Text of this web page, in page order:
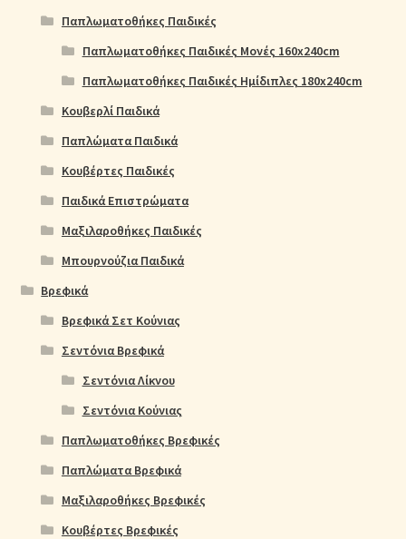
Παπλωματοθήκες Παιδικές
Παπλωματοθήκες Παιδικές Μονές 160x240cm
Παπλωματοθήκες Παιδικές Ημίδιπλες 180x240cm
Κουβερλί Παιδικά
Παπλώματα Παιδικά
Κουβέρτες Παιδικές
Παιδικά Επιστρώματα
Μαξιλαροθήκες Παιδικές
Μπουρνούζια Παιδικά
Βρεφικά
Βρεφικά Σετ Κούνιας
Σεντόνια Βρεφικά
Σεντόνια Λίκνου
Σεντόνια Κούνιας
Παπλωματοθήκες Βρεφικές
Παπλώματα Βρεφικά
Μαξιλαροθήκες Βρεφικές
Κουβέρτες Βρεφικές